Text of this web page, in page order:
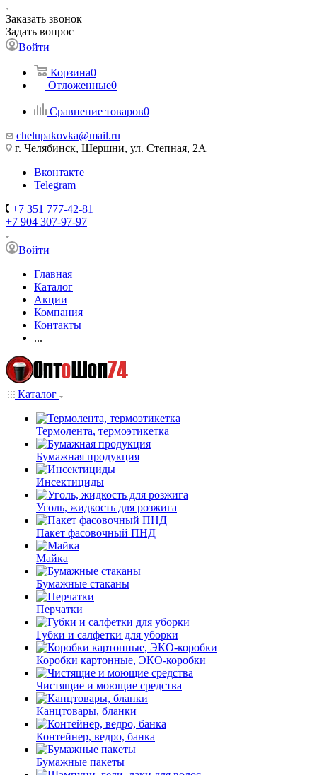
Заказать звонок
Задать вопрос
Войти
Корзина0
Отложенные0
Сравнение товаров0
chelupakovka@mail.ru
г. Челябинск, Шершни, ул. Степная, 2А
Вконтакте
Telegram
+7 351 777-42-81
+7 904 307-97-97
Войти
Главная
Каталог
Акции
Компания
Контакты
...
Каталог
Термолента, термоэтикетка
Бумажная продукция
Инсектициды
Уголь, жидкость для розжига
Пакет фасовочный ПНД
Майка
Бумажные стаканы
Перчатки
Губки и салфетки для уборки
Коробки картонные, ЭКО-коробки
Чистящие и моющие средства
Канцтовары, бланки
Контейнер, ведро, банка
Бумажные пакеты